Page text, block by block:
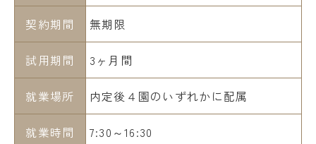
契約期間 無期限
試用期間 3ヶ月間
就業場所 内定後４園のいずれかに配属
就業時間 7:30～16:30